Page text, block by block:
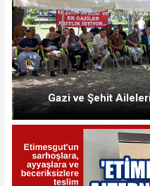
Gazi ve Şehit